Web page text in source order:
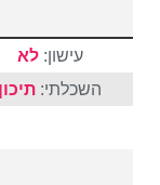
עישון:לא
השכלתי: תיכון